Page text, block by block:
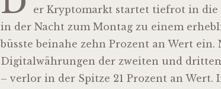
er Kryptomarkt startet tiefrot in die
in der Nacht zum Montag zu einem
büsste beinahe zehn Prozent an Wert
Digitalwährungen der zweiten und
– verlor in der Spitze 21 Prozent an Wert.